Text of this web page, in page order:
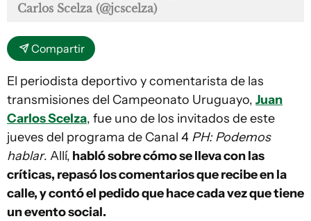
Carlos Scelza (@jcscelza)
Compartir
El periodista deportivo y comentarista de las
transmisiones del Campeonato Uruguayo, Juan
Carlos Scelza, fue uno de los invitados de este
jueves del programa de Canal 4 PH: Podemos
hablar. Allí, habló sobre cómo se lleva con las
críticas, repasó los comentarios que recibe en la
calle, y contó el pedido que hace cada vez que tiene
un evento social.